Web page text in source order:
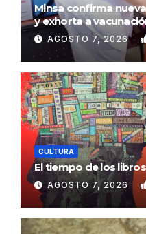
Minsa confirma
y exhorta a
AGOSTO 7, 2026
CULTURA
El tiempo de los libros
AGOSTO 7, 2026